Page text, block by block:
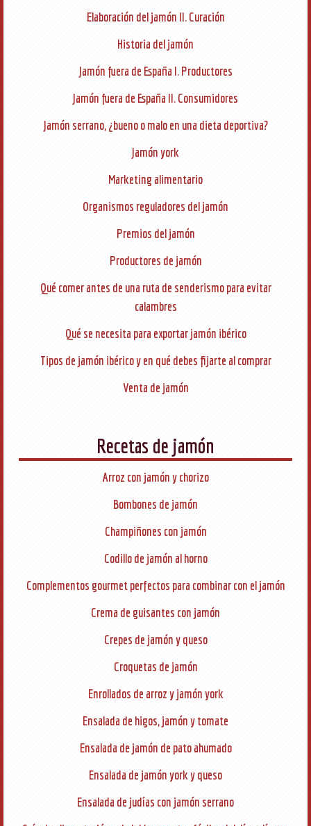
Elaboración del jamón II. Curación
Historia del jamón
Jamón fuera de España I. Productores
Jamón fuera de España II. Consumidores
Jamón serrano, ¿bueno o malo en una dieta deportiva?
Jamón york
Marketing alimentario
Organismos reguladores del jamón
Premios del jamón
Productores de jamón
Qué comer antes de una ruta de senderismo para evitar
calambres
Qué se necesita para exportar jamón ibérico
Tipos de jamón ibérico y en qué debes fijarte al comprar
Venta de jamón
Recetas de jamón
Arroz con jamón y chorizo
Bombones de jamón
Champiñones con jamón
Codillo de jamón al horno
Complementos gourmet perfectos para combinar con el jamón
Crema de guisantes con jamón
Crepes de jamón y queso
Croquetas de jamón
Enrollados de arroz y jamón york
Ensalada de higos, jamón y tomate
Ensalada de jamón de pato ahumado
Ensalada de jamón york y queso
Ensalada de judías con jamón serrano